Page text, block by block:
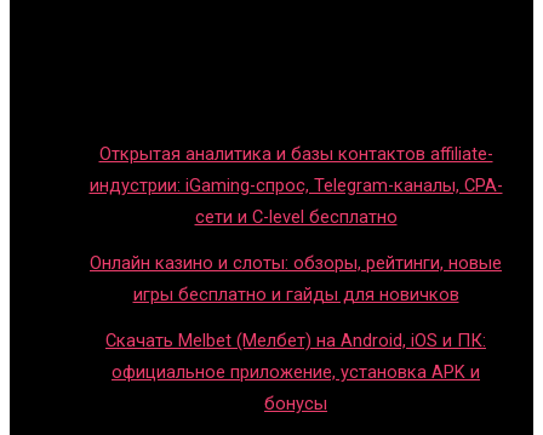
Открытая аналитика и базы контактов affiliate-
индустрии: iGaming-спрос, Telegram-каналы, CPA-
сети и C-level бесплатно
Онлайн казино и слоты: обзоры, рейтинги, новые
игры бесплатно и гайды для новичков
Скачать Melbet (Мелбет) на Android, iOS и ПК:
официальное приложение, установка APK и
бонусы